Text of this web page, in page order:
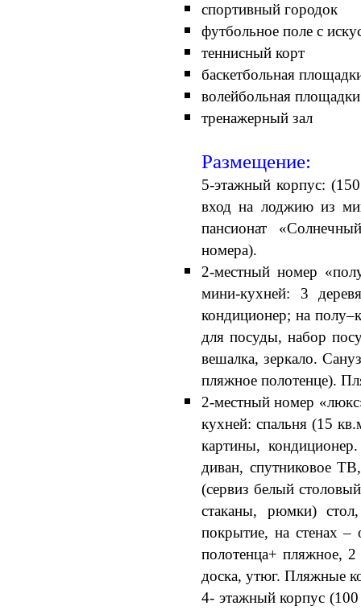
спортивный городок
футбольное поле с
теннисный корт
баскетбольная
волейбольная площадки
тренажерный зал
Размещение:
5-этажный корпус:
вход на лоджию из
пансионат
номера).
2-местный номер
мини-кухней: 3
кондиционер; на
для посуды, набор
вешалка, зеркало.
пляжное полотенце).
2-местный номер
кухней: спальня (15
картины,
диван, спутниковое
(сервиз белый
стаканы, рюмки)
покрытие, на стенах
полотенца+ пляжное, 2
доска, утюг. Пляжные
4- этажный корпус